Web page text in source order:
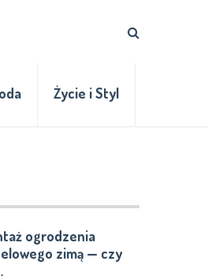
Życie i Styl
ogrodzenia
zimą — czy